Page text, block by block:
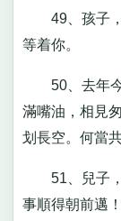
49、孩子，
等着你。
50、去年今
滿嘴油，相見
划長空。何當
51、兒子，
事順得朝前邁！